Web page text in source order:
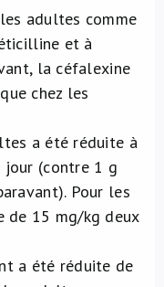
adultes comme
et à
la céfalexine
chez les
a été réduite à
(contre 1 g
Pour les
de 15 mg/kg deux
a été réduite de